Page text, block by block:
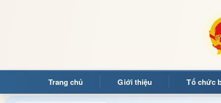
Trang chủ Giới thiệu Tổ chức